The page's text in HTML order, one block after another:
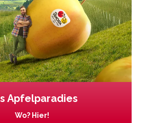
Apfelparadies
Wo? Hier!